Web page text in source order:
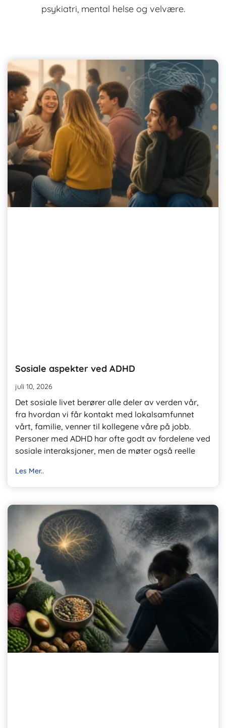
psykiatri, mental helse og velvære.
Sosiale aspekter ved ADHD
juli 10, 2026
Det sosiale livet berører alle deler av verden vår,
fra hvordan vi får kontakt med lokalsamfunnet
vårt, familie, venner til kollegene våre på jobb.
Personer med ADHD har ofte godt av fordelene ved
sosiale interaksjoner, men de møter også reelle
Les Mer..